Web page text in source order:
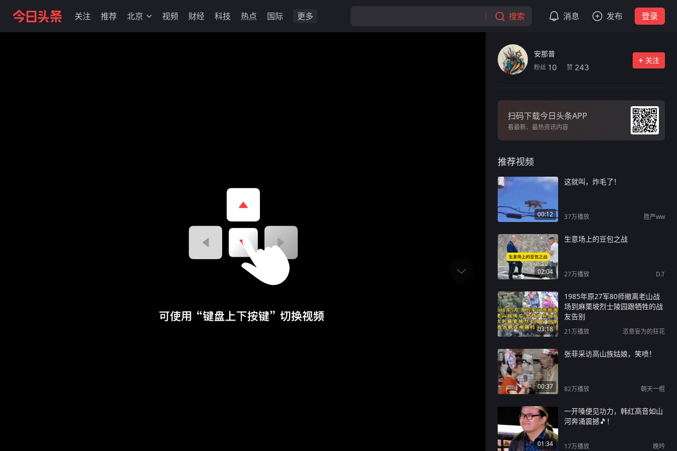
关注 推荐 北京 视频 财经 科技 热点 国际 更多 搜索 消息 发布 登录
安那普
粉丝 10 赞 243
关注
扫码下载今日头条APP
看最新、最热资讯内容
推荐视频
00:12
这就叫，炸毛了！
37万播放 胜严ww
02:04
生意场上的豆包之战
27万播放 D.T
03:18
1985年原27军80师撤离老山战
场到麻栗坡烈士陵园跟牺牲的战
友告别
21万播放 恣意妄为的狂花
00:37
张菲采访高山族姑娘，笑喷！
82万播放 朝天一棍
01:34
一开嗓便见功力，韩红高音如山
河奔涌震撼🎵！
17万播放 晚吟